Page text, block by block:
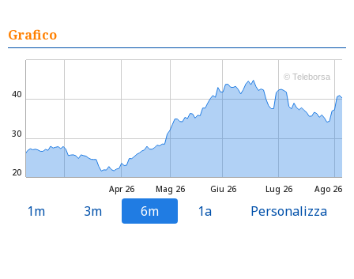
Grafico
Mag 26 Lug 26
Apr 26 Giu 26 Ago 26
20
30
40
© Teleborsa
1m 3m 6m 1a Personalizza